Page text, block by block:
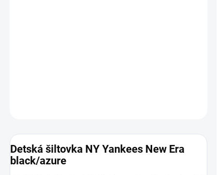
Detská šiltovka NY Yankees New Era
black/azure